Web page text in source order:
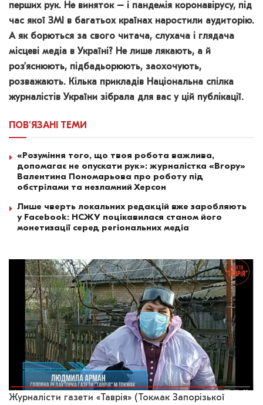
перших рук. Не виняток – і пандемія коронавірусу, під
час якої ЗМІ в багатьох країнах наростили аудиторію.
А як борються за свого читача, слухача і глядача
місцеві медіа в Україні? Не лише лякають, а й
роз’яснюють, підбадьорюють, заохочують,
розважають. Кілька прикладів Національна спілка
журналістів України зібрала для вас у цій публікації.
ПОВ'ЯЗАНІ ТЕМИ
«Розуміння того, що твоя робота важлива,
допомагає не опускати рук»: журналістка «Вгору»
Валентина Пономарьова про роботу під
обстрілами та незламний Херсон
Лише чверть локальних редакцій вже заробляють
у Facebook: НСЖУ поцікавилася станом його
монетизації серед регіональних медіа
Журналісти газети «Таврія» (Токмак Запорізької